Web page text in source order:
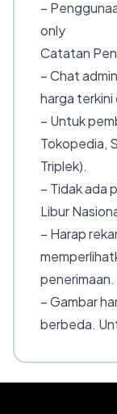
–
only
Catatan
– Chat
harga
– Untuk
Tokopedia,
Triplek).
– Tidak ada
Libur
– Harap
penerimaan.
– Gambar
berbeda.